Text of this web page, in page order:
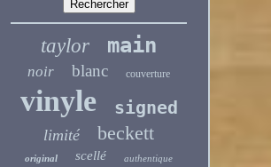
taylor main
noir blanc couverture
vinyle signed
limité beckett
original scellé authentique